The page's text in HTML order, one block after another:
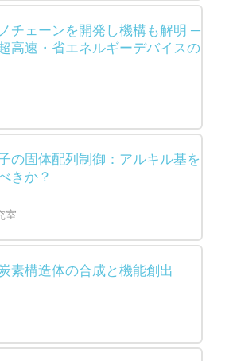
チェーンを開発し機構も解明 ─
高速・省エネルギーデバイスの
の固体配列制御：アルキル基を
きか？
室
素構造体の合成と機能創出